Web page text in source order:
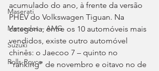
Maserati
Mercedes – AMG
Suzuki
Rolls-Royce
acumulado do ano, à frente da versão
PHEV do Volkswagen Tiguan. Na
categoria, entre os 10 automóveis mais
vendidos, existe outro automóvel
chinês: o Jaecoo 7 – quinto no
“ranking” de novembro e oitavo no de